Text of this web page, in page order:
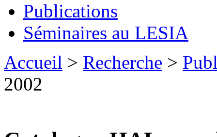
Publications
Séminaires au LESIA
Accueil > Recherche >
2002